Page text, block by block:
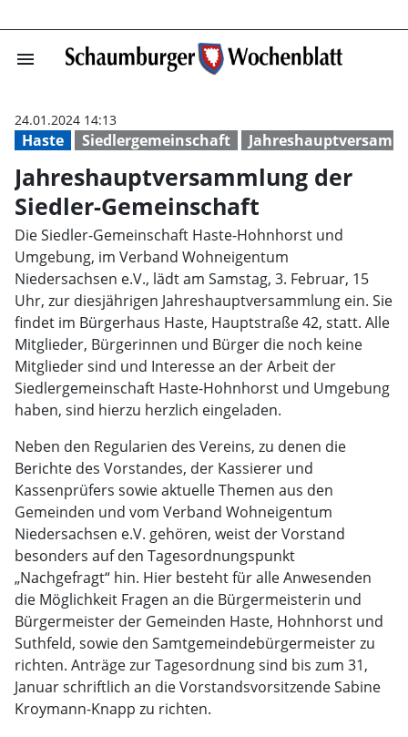
menu
Haste Siedlergemeinschaft
24.01.2024 14:13
Jahreshauptversammlung der
Siedler-Gemeinschaft
Die Siedler-Gemeinschaft Haste-Hohnhorst und
Umgebung, im Verband Wohneigentum
Niedersachsen e.V., lädt am Samstag, 3. Februar, 15
Uhr, zur diesjährigen Jahreshauptversammlung ein. Sie
findet im Bürgerhaus Haste, Hauptstraße 42, statt. Alle
Mitglieder, Bürgerinnen und Bürger die noch keine
Mitglieder sind und Interesse an der Arbeit der
Siedlergemeinschaft Haste-Hohnhorst und Umgebung
haben, sind hierzu herzlich eingeladen.
Neben den Regularien des Vereins, zu denen die
Berichte des Vorstandes, der Kassierer und
Kassenprüfers sowie aktuelle Themen aus den
Gemeinden und vom Verband Wohneigentum
Niedersachsen e.V. gehören, weist der Vorstand
besonders auf den Tagesordnungspunkt
„Nachgefragt“ hin. Hier besteht für alle Anwesenden
die Möglichkeit Fragen an die Bürgermeisterin und
Bürgermeister der Gemeinden Haste, Hohnhorst und
Suthfeld, sowie den Samtgemeindebürgermeister zu
richten. Anträge zur Tagesordnung sind bis zum 31,
Januar schriftlich an die Vorstandsvorsitzende Sabine
Kroymann-Knapp zu richten.